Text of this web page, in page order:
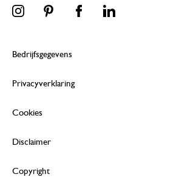
Bedrijfsgegevens
Privacyverklaring
Cookies
Disclaimer
Copyright